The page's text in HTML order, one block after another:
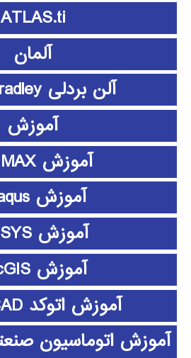
ATLAS.ti
آلمان
آلن بردلی Allen bradley
آموزش
آموزش 3D MAX
آموزش abaqus
آموزش ANSYS
آموزش ArcGIS
آموزش اتوکد AUTOCAD